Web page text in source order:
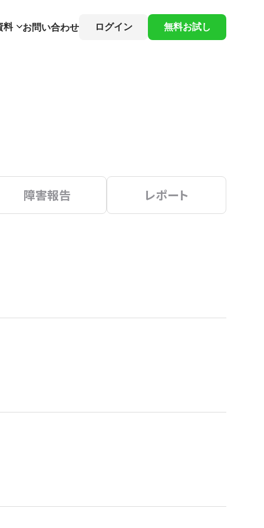
料 お問い合わせ ログイン 無料お試し
障害報告 レポート